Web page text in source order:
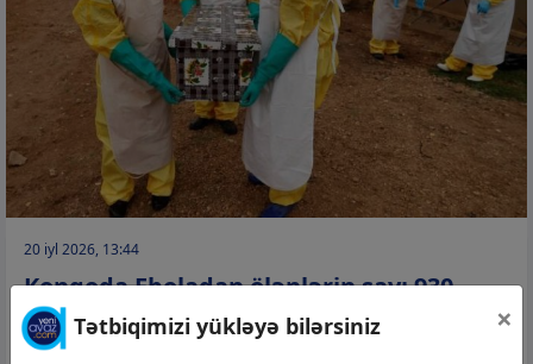
20 iyl 2026, 13:44
Konqoda Eboladan ölənlərin sayı 930
nəfərə çatıb
Tətbiqimizi yükləyə bilərsiniz ×